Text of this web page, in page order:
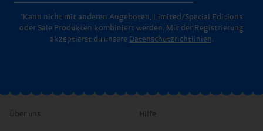
*Kann nicht mit anderen Angeboten, Limited/Special Editions
oder Sale Produkten kombiniert werden. Mit der Registrierung
akzeptierst du unsere Datenschutzrichtlinien.
Über uns Hilfe